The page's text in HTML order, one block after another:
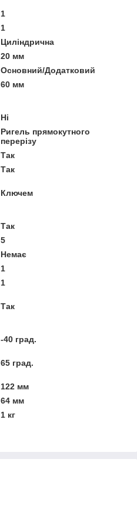
1
1
Циліндрична
20 мм
Основний/Додатковий
60 мм
Ні
Ригель прямокутного
перерізу
Так
Так
Ключем
Так
5
Немає
1
1
Так
-40 град.
65 град.
122 мм
64 мм
1 кг